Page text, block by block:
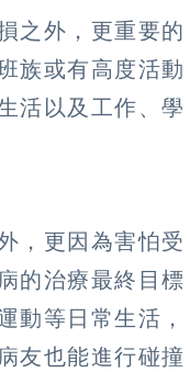
之外，更重要的
族或有高度活動
活以及工作、學
，更因為害怕受
的治療最終目標
動等日常生活，
友也能進行碰撞